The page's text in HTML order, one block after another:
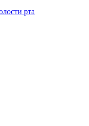
рта